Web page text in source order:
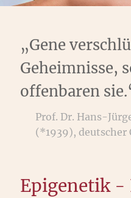
„Gene
Geheimnisse,
offenbaren
Prof. Dr. Hans-
(*1939), deutscher
Epigenetik